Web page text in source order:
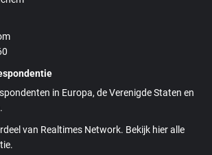
in Europa, de Verenigde Staten en
van Realtimes Network. Bekijk hier alle